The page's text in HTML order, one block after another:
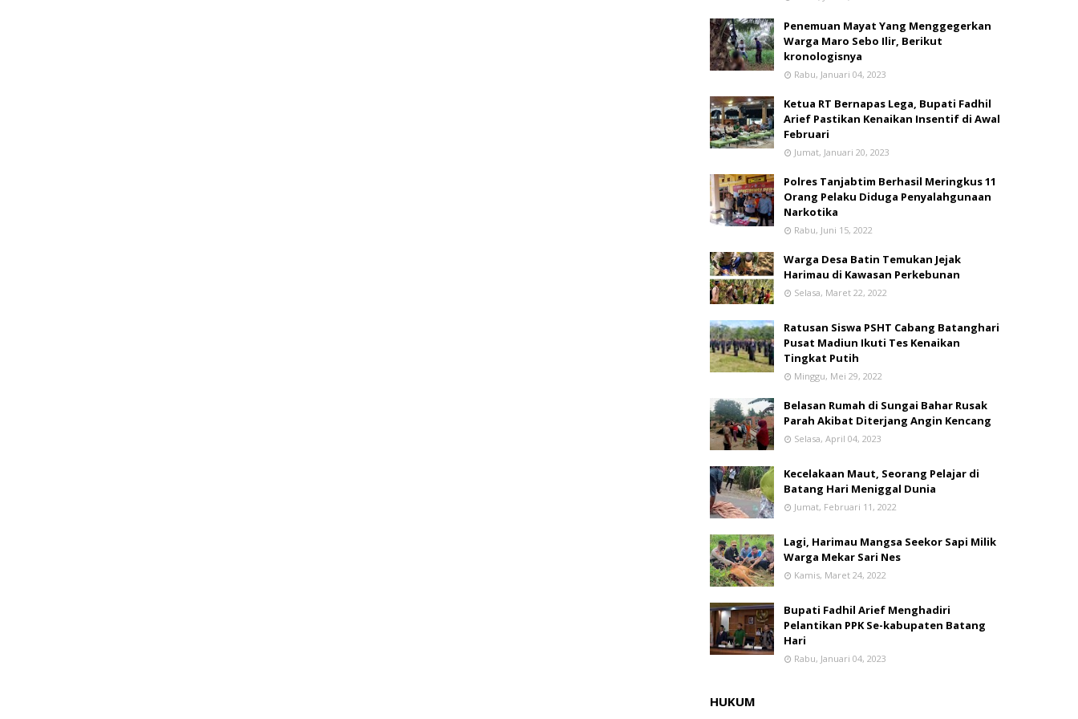
Penemuan Mayat Yang Menggegerkan
Warga Maro Sebo Ilir, Berikut
kronologisnya
Rabu, Januari 04, 2023
Ketua RT Bernapas Lega, Bupati Fadhil
Arief Pastikan Kenaikan Insentif di Awal
Februari
Jumat, Januari 20, 2023
Polres Tanjabtim Berhasil Meringkus 11
Orang Pelaku Diduga Penyalahgunaan
Narkotika
Rabu, Juni 15, 2022
Warga Desa Batin Temukan Jejak
Harimau di Kawasan Perkebunan
Selasa, Maret 22, 2022
Ratusan Siswa PSHT Cabang Batanghari
Pusat Madiun Ikuti Tes Kenaikan
Tingkat Putih
Minggu, Mei 29, 2022
Belasan Rumah di Sungai Bahar Rusak
Parah Akibat Diterjang Angin Kencang
Selasa, April 04, 2023
Kecelakaan Maut, Seorang Pelajar di
Batang Hari Meniggal Dunia
Jumat, Februari 11, 2022
Lagi, Harimau Mangsa Seekor Sapi Milik
Warga Mekar Sari Nes
Kamis, Maret 24, 2022
Bupati Fadhil Arief Menghadiri
Pelantikan PPK Se-kabupaten Batang
Hari
Rabu, Januari 04, 2023
HUKUM